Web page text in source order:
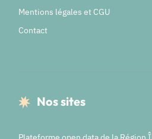
Mentions légales et CGU
Contact
Nos sites